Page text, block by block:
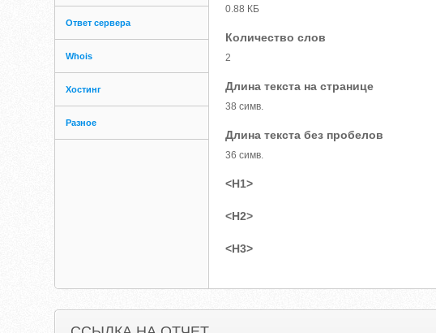
Ответ сервера
Whois
Хостинг
Разное
0.88 КБ
Количество слов
2
Длина текста на странице
38 симв.
Длина текста без пробелов
36 симв.
<H1>
<H2>
<H3>